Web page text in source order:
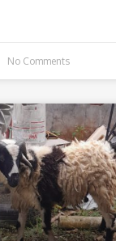
No Comments